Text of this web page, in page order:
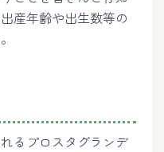
産年齢や出生数等の
るプロスタグランデ